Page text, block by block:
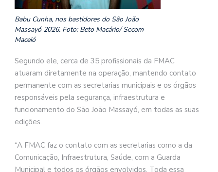
Babu Cunha, nos bastidores do São João
Massayó 2026. Foto: Beto Macário/ Secom
Maceió
Segundo ele, cerca de 35 profissionais da FMAC
atuaram diretamente na operação, mantendo contato
permanente com as secretarias municipais e os órgãos
responsáveis pela segurança, infraestrutura e
funcionamento do São João Massayó, em todas as suas
edições.
“A FMAC faz o contato com as secretarias como a da
Comunicação, Infraestrutura, Saúde, com a Guarda
Municipal e todos os órgãos envolvidos. Toda essa